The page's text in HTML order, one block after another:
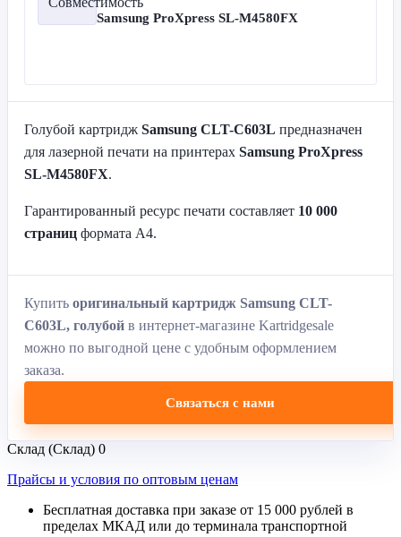
Samsung ProXpress SL-M4580FX
Голубой картридж Samsung CLT-C603L предназначен
для лазерной печати на принтерах Samsung ProXpress
SL-M4580FX.
Гарантированный ресурс печати составляет 10 000
страниц формата A4.
Купить оригинальный картридж Samsung CLT-
C603L, голубой в интернет-магазине Kartridgesale
можно по выгодной цене с удобным оформлением
заказа.
Связаться с нами
Склад (Склад) 0
Прайсы и условия по оптовым ценам
Бесплатная доставка при заказе от 15 000 рублей в
пределах МКАД или до терминала транспортной